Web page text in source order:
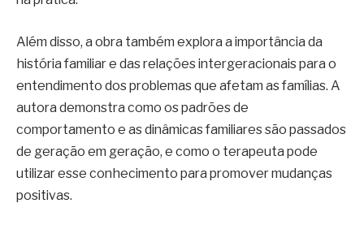
Além disso, a obra também explora a importância da
história familiar e das relações intergeracionais para o
entendimento dos problemas que afetam as famílias. A
autora demonstra como os padrões de
comportamento e as dinâmicas familiares são passados
de geração em geração, e como o terapeuta pode
utilizar esse conhecimento para promover mudanças
positivas.